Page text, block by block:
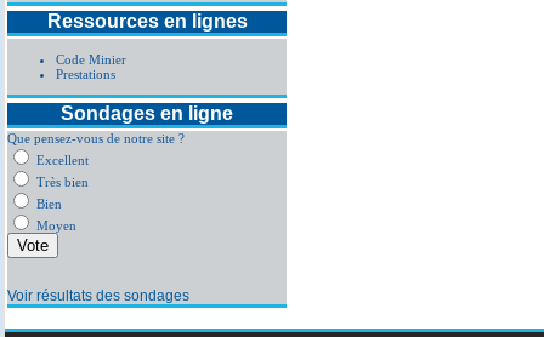
Ressources en lignes
Code Minier
Prestations
Sondages en ligne
Que pensez-vous de notre site ?
Excellent
Très bien
Bien
Moyen
Voir résultats des sondages